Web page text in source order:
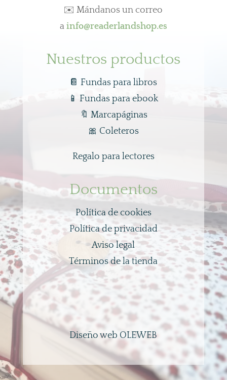
✉️ Mándanos un correo
a info@readerlandshop.es
Nuestros productos
📔 Fundas para libros
📱Fundas para ebook
🔖 Marcapáginas
🎀 Coleteros
Regalo para lectores
Documentos
Política de cookies
Política de privacidad
Aviso legal
Términos de la tienda
Diseño web OLEWEB